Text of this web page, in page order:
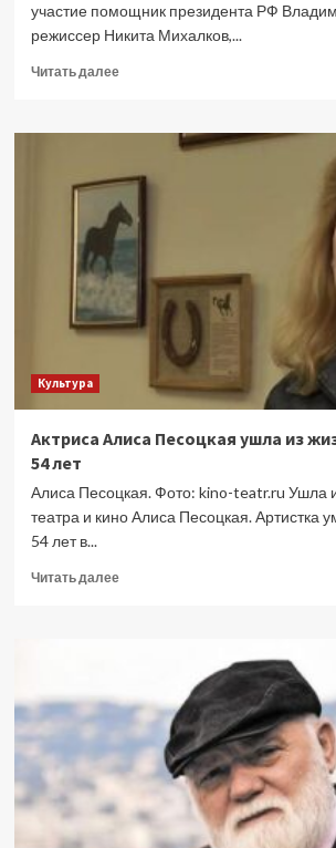
участие помощник президента РФ
режиссер Никита Михалков,...
Читать далееПрочитать
«Леша
чем
Он
почти
В
Екатеринбурге
торжественно
открыли
памятник
кинорежиссеру
Балабанову
ВИДЕО)
Культура
Актриса Алиса Песоцкая ушла из
54 лет
Алиса Песоцкая. Фото: kino-teatr.ru Ушла
театра и кино Алиса Песоцкая. Артистка
54 лет в...
Читать далееПрочитать
ушла
жизни
возрасте
лет